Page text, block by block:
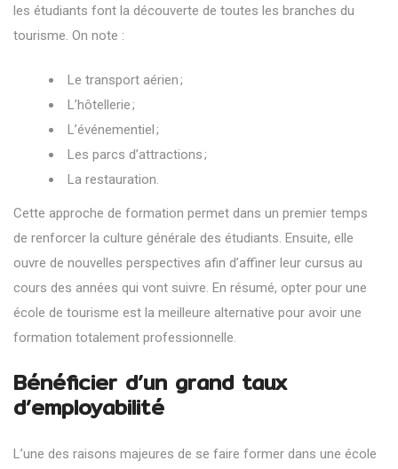
les étudiants font la découverte de toutes les branches du
tourisme. On note :
Le transport aérien ;
L’hôtellerie ;
L’événementiel ;
Les parcs d’attractions ;
La restauration.
Cette approche de formation permet dans un premier temps
de renforcer la culture générale des étudiants. Ensuite, elle
ouvre de nouvelles perspectives afin d’affiner leur cursus au
cours des années qui vont suivre. En résumé, opter pour une
école de tourisme est la meilleure alternative pour avoir une
formation totalement professionnelle.
Bénéficier d’un grand taux
d’employabilité
L’une des raisons majeures de se faire former dans une école